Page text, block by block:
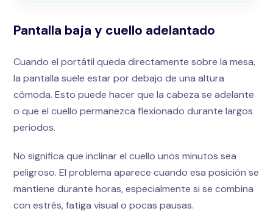
Pantalla baja y cuello adelantado
Cuando el portátil queda directamente sobre la mesa,
la pantalla suele estar por debajo de una altura
cómoda. Esto puede hacer que la cabeza se adelante
o que el cuello permanezca flexionado durante largos
periodos.
No significa que inclinar el cuello unos minutos sea
peligroso. El problema aparece cuando esa posición se
mantiene durante horas, especialmente si se combina
con estrés, fatiga visual o pocas pausas.